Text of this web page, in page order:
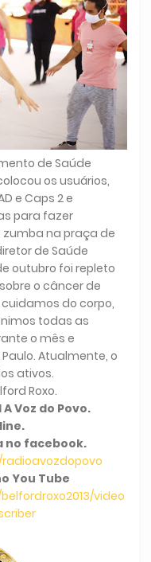
de Saúde
os usuários,
e Caps 2 e
para fazer
na praça de
de Saúde
outubro foi repleto
o câncer de
do corpo,
todas as
o mês e
Atualmente, o
ativos.
Roxo.
Voz do Povo.
no facebook.
You Tube
video